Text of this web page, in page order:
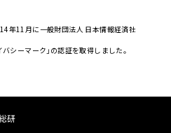
年11月に一般財団法人 日本情報経済社
シーマーク｣の認証を取得しました。
研